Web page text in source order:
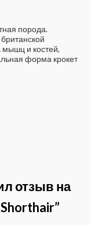
порода.
мышц и костей,
форма крокет
отзыв на